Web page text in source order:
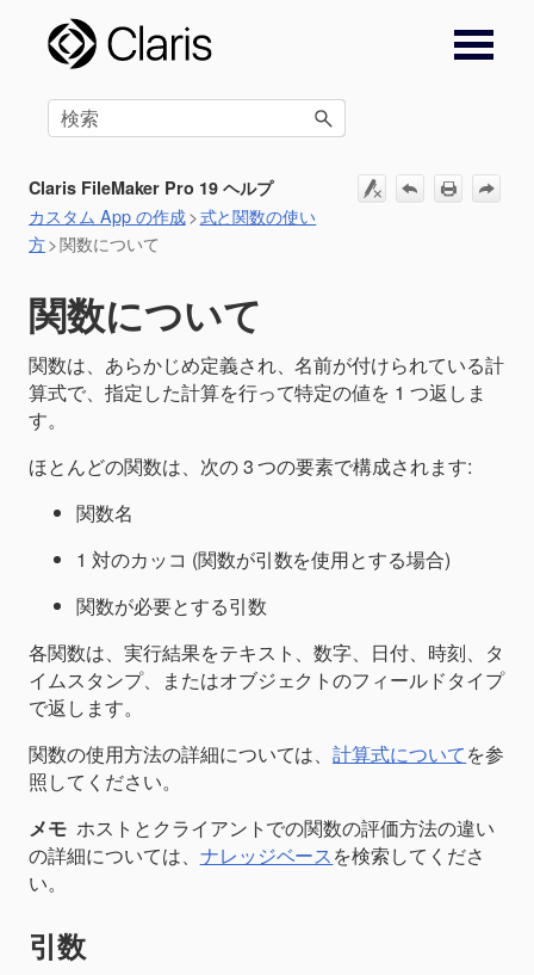
メイン コンテンツにスキップ
Claris FileMaker Pro 19 ヘルプ
カスタム App の作成>式と関数の使い
方>関数について
関数について
関数は、あらかじめ定義され、名前が付けられている計
算式で、指定した計算を行って特定の値を 1 つ返しま
す。
ほとんどの関数は、次の 3 つの要素で構成されます:
関数名
1 対のカッコ (関数が引数を使用とする場合)
関数が必要とする引数
各関数は、実行結果をテキスト、数字、日付、時刻、タ
イムスタンプ、またはオブジェクトのフィールドタイプ
で返します。
関数の使用方法の詳細については、計算式についてを参
照してください。
メモ ホストとクライアントでの関数の評価方法の違い
の詳細については、 ナレッジベースを検索してくださ
い。
引数